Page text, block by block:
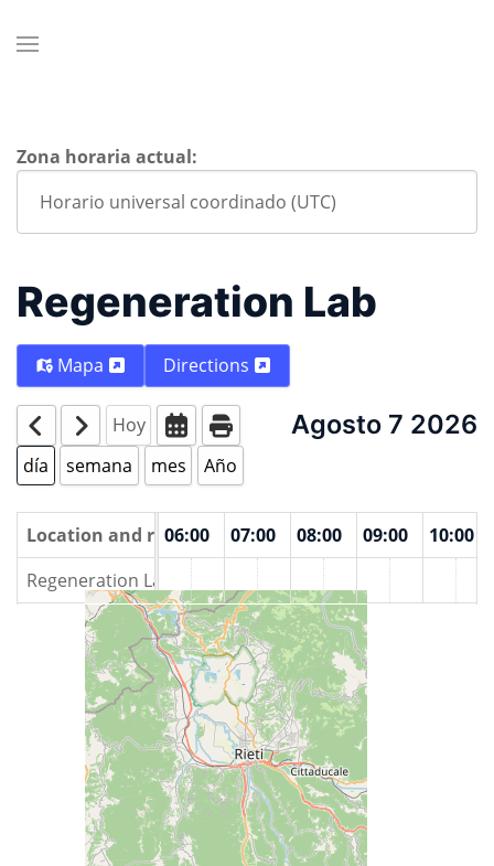
Zona horaria actual:
Regeneration Lab
Mapa Directions
Hoy Agosto 7 2026
día semana mes Año
Location and rooms
04:00 05:00 06:00 07:00 08:00 09:00
10:00
Regeneration Lab